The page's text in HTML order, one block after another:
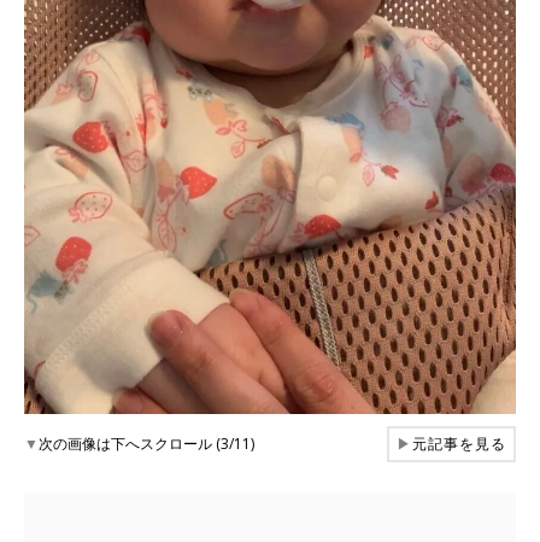
▼次の画像は下へスクロール (3/11) ▶元記事を見る